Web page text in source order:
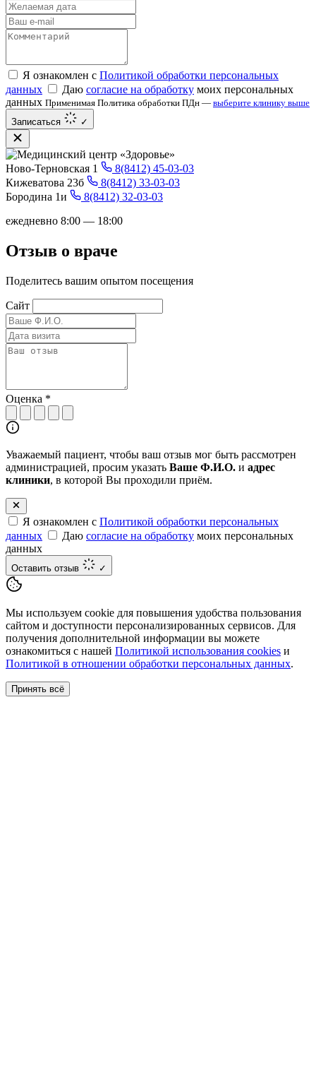
Я ознакомлен с Политикой обработки персональных
данных
Даю согласие на обработку моих персональных
данных Применимая Политика обработки ПДн — выберите клинику выше
Записаться
✓
Ново-Терновская 1
8(8412) 45-03-03
Кижеватова 23б
8(8412) 33-03-03
Бородина 1и
8(8412) 32-03-03
ежедневно 8:00 — 18:00
Отзыв о враче
Поделитесь вашим опытом посещения
Сайт
Оценка *
Уважаемый пациент, чтобы ваш отзыв мог быть рассмотрен
администрацией, просим указать Ваше Ф.И.О. и адрес
клиники, в которой Вы проходили приём.
Я ознакомлен с Политикой обработки персональных
данных
Даю согласие на обработку моих персональных
данных
Оставить отзыв ✓
Мы используем cookie для повышения удобства пользования
сайтом и доступности персонализированных сервисов. Для
получения дополнительной информации вы можете
ознакомиться с нашей Политикой использования cookies и
Политикой в отношении обработки персональных данных.
Принять всё